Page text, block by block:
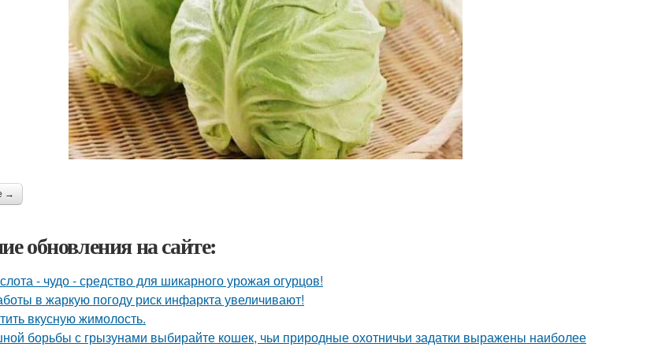
→
обновления на сайте:
- чудо - средство для шикарного урожая огурцов!
в жаркую погоду риск инфаркта увеличивают!
вкусную жимолость.
борьбы с грызунами выбирайте кошек, чьи природные охотничьи задатки выражены наиболее